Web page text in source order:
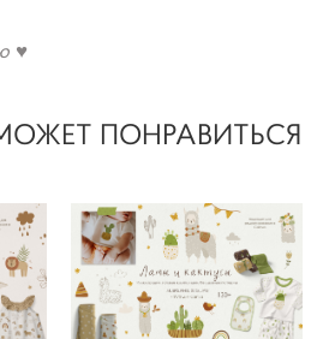
♥
ПОНРАВИТЬСЯ